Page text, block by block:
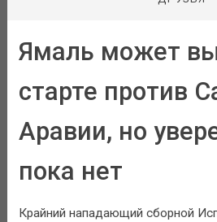
Ямаль может
старте против
Аравии, но
пока нет
Крайний нападающий сборной